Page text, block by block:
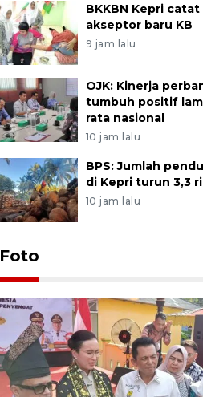
BKKBN Kepri
akseptor baru KB
9 jam lalu
OJK: Kinerja
tumbuh positif
rata nasional
10 jam lalu
BPS: Jumlah
di Kepri turun 3,3
10 jam lalu
Foto